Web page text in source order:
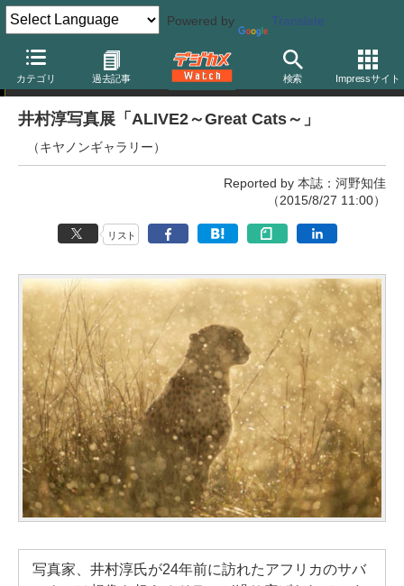
Powered by Translate
カテゴリ 過去記事 検索 Impressサイト
写真展
井村淳写真展「ALIVE2～Great Cats～」
（キヤノンギャラリー）
Reported by 本誌：河野知佳
（2015/8/27 11:00）
リスト
写真家、井村淳氏が24年前に訪れたアフリカのサバ